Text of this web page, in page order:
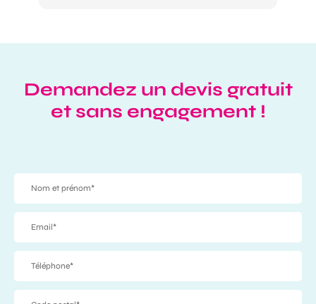
Demandez un devis gratuit
et sans engagement !